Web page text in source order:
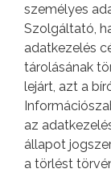
személyes
Szolgáltató,
adatkezelés
tárolásának
lejárt, azt a
az
állapot
a törlést